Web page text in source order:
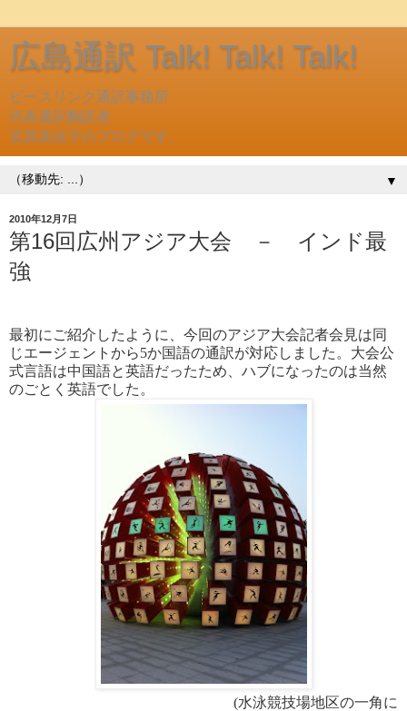
広島通訳 Talk! Talk! Talk!
ピースリンク通訳事務所
代表通訳翻訳者
宮原美佳子のブログです。
▼
2010年12月7日
第16回広州アジア大会 － インド最
強
最初にご紹介したように、今回のアジア大会記者会見は同
じエージェントから5か国語の通訳が対応しました。大会公
式言語は中国語と英語だったため、ハブになったのは当然
のごとく英語でした。
(水泳競技場地区の一角に